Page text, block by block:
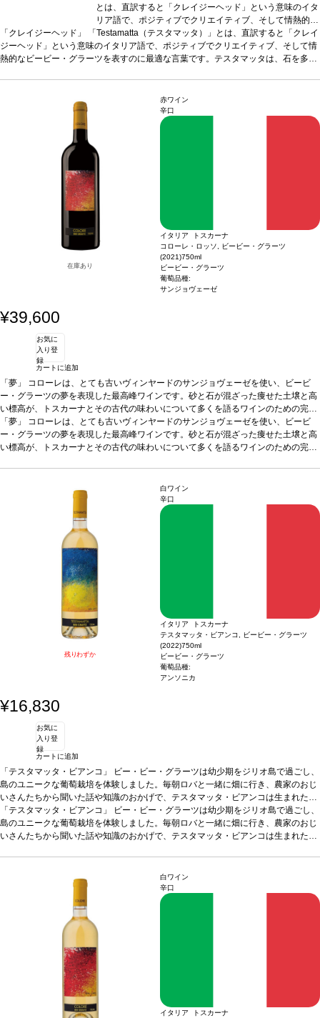
とは、直訳すると「クレイジーヘッド」という意味のイタ
リア語で、ポジティブでクリエイティブ、そして情熱的な
ビービー・グラーツを表すのに最適な言葉です。テスタマ
ッタは、石を多く含む土壌が特徴の丘陵地にある古木のサ
ンジョヴェーゼの純度、ミネラル感、透明感を表現したワ
ツ航空のビジネスクラス提供ワインに選出されました！
テイスティングノート
スタマッタを表現するのに適切な言葉は「肉厚」だと思い
えているからです。切って、火にかけるとすぐに溶けてし
まう、神戸牛を料理する時に似ています。美味しく、味わ
の場合、在庫があり価格が同様の場合は自動的に次のヴィ
ンテージに変更されます、ご了承ください。
「クレイジーヘッド」
「Testamatta（テスタマッタ）」とは、直訳すると「クレイ
ジーヘッド」という意味のイタリア語で、ポジティブでクリエイティブ、そして情
熱的なビービー・グラーツを表すのに最適な言葉です。テスタマッタは、石を多く
ンに選出されました！テイスティングノート
タマッタを表現するのに適切な言葉は「肉厚」だと思います。豊満で、すっきりと
していてフレッシュさを兼ね備えているからです。切って、火にかけるとすぐに溶
けてしまう、神戸牛を料理する時に似ています。美味しく、味わい深い上質な脂味
を感じ、みずみずしい赤果実のフレッシュさと飲みやすさが組み合わさっていま
す。見事な、魔法のようなテスタマッタです。byビービー・グラーツ
0% サンジョヴェーゼ*本ヴィンテージが在庫切れの場合、在庫があり価格が同様
の場合は自動的に次のヴィンテージに変更されます、ご了承ください。
在庫あり
赤ワイン
辛口
イタリア トスカーナ
コローレ・ロッソ, ビービー・グラーツ
(2021)750ml
ビービー・グラーツ
葡萄品種:
サンジョヴェーゼ
¥39,600
お気に
入り登
録
カートに追加
「夢」
コローレは、とても古いヴィンヤードのサンジョヴェーゼを使い、ビービ
ー・グラーツの夢を表現した最高峰ワインです。砂と石が混ざった痩せた土壌と高
い標高が、トスカーナとその古代の味わいについて多くを語るワインのための完璧
なテロワールを作り出しています。全生産量のうち、最良の数樽のみがコローレと
なるのです。テイスティングノートコローレは我々を最大限表現する逸品です。
最初にたっぷりとした花を前面に感じ、感覚が爆発したようで、春そのものです。
21年ヴィンテージにも含まれているのです。byビービー・グラーツ
0% サンジョヴェーゼ *本ヴィンテージが在庫切れの場合、在庫があり価格が同様
の場合は自動的に次のヴィンテージに変更されます、ご了承ください。
「夢」
コローレは、とても古いヴィンヤードのサンジョヴェーゼを使い、ビービ
ー・グラーツの夢を表現した最高峰ワインです。砂と石が混ざった痩せた土壌と高
い標高が、トスカーナとその古代の味わいについて多くを語るワインのための完璧
最初にたっぷりとした花を前面に感じ、感覚が爆発したようで、春そのものです。
香り豊かな畑は、太陽を一杯に浴び、エネルギーやパワーに溢れ、素晴らしく美し
く、すべての要素がそこに存在しています！そして、それらすべてがコローレ、20
21年ヴィンテージにも含まれているのです。byビービー・グラーツ
0% サンジョヴェーゼ *本ヴィンテージが在庫切れの場合、在庫があり価格が同様
の場合は自動的に次のヴィンテージに変更されます、ご了承ください。
残りわずか
白ワイン
辛口
イタリア トスカーナ
テスタマッタ・ビアンコ, ビービー・グラーツ
(2022)750ml
ビービー・グラーツ
葡萄品種:
アンソニカ
¥16,830
お気に
入り登
録
カートに追加
「テスタマッタ・ビアンコ」
ビー・ビー・グラーツは幼少期をジリオ島で過ごし、
島のユニークな葡萄栽培を体験しました。毎朝ロバと一緒に畑に行き、農家のおじ
いさんたちから聞いた話や知識のおかげで、テスタマッタ・ビアンコは生まれたの
です。長年にわたる研究と様々な取り組みの結果、島が育むアンソニカ種の可能性
を見出し、テスタマッタ・ビアンコを造る準備が整えられました。2016年の初ヴィ
ンテージ以来、イタリアを代表する白ワインへと成長しました。テイスティングノ
インです。柑橘類の花、ローズマリー、ほのかなバニラのアロマが、島の古代の葡
萄畑へと私を誘います。これらの繊細な芳香は、フレッシュさを信じられないほど
高め、魔法のような効果を生み出しています。byビービー・グラーツ
*本ヴィンテージが在庫切れの場合、在庫があり価格が同様の場合
は自動的に次のヴィンテージに変更されます、ご了承ください。
「テスタマッタ・ビアンコ」
ビー・ビー・グラーツは幼少期をジリオ島で過ごし、
島のユニークな葡萄栽培を体験しました。毎朝ロバと一緒に畑に行き、農家のおじ
いさんたちから聞いた話や知識のおかげで、テスタマッタ・ビアンコは生まれたの
ンテージ以来、イタリアを代表する白ワインへと成長しました。
海を表現する2022年ヴィンテージは、ジリオ島のすべての要素が凝縮されて
います。太陽の光、潮風、花崗岩砂質土壌を、エレガントに表現するフルボディワ
インです。柑橘類の花、ローズマリー、ほのかなバニラのアロマが、島の古代の葡
萄畑へと私を誘います。これらの繊細な芳香は、フレッシュさを信じられないほど
*本ヴィンテージが在庫切れの場合、在庫があり価格が同様の場合
は自動的に次のヴィンテージに変更されます、ご了承ください。
白ワイン
辛口
イタリア トスカーナ